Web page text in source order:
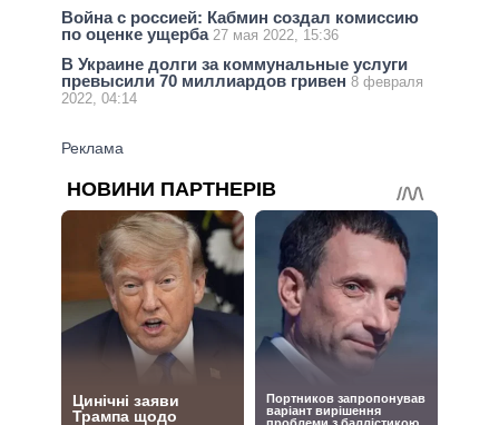
Война с россией: Кабмин создал комиссию
по оценке ущерба 27 мая 2022, 15:36
В Украине долги за коммунальные услуги
превысили 70 миллиардов гривен 8 февраля
2022, 04:14